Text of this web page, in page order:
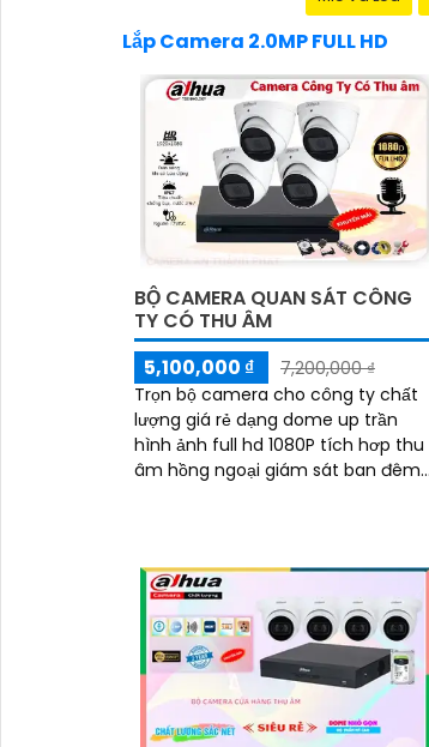
Lắp Camera 2.0MP FULL HD
BỘ CAMERA QUAN SÁT CÔNG
TY CÓ THU ÂM
5,100,000 ₫
7,200,000 ₫
Trọn bộ camera cho công ty chất
lượng giá rẻ dạng dome up trần
hình ảnh full hd 1080P tích hơp thu
âm hồng ngoại giám sát ban đêm